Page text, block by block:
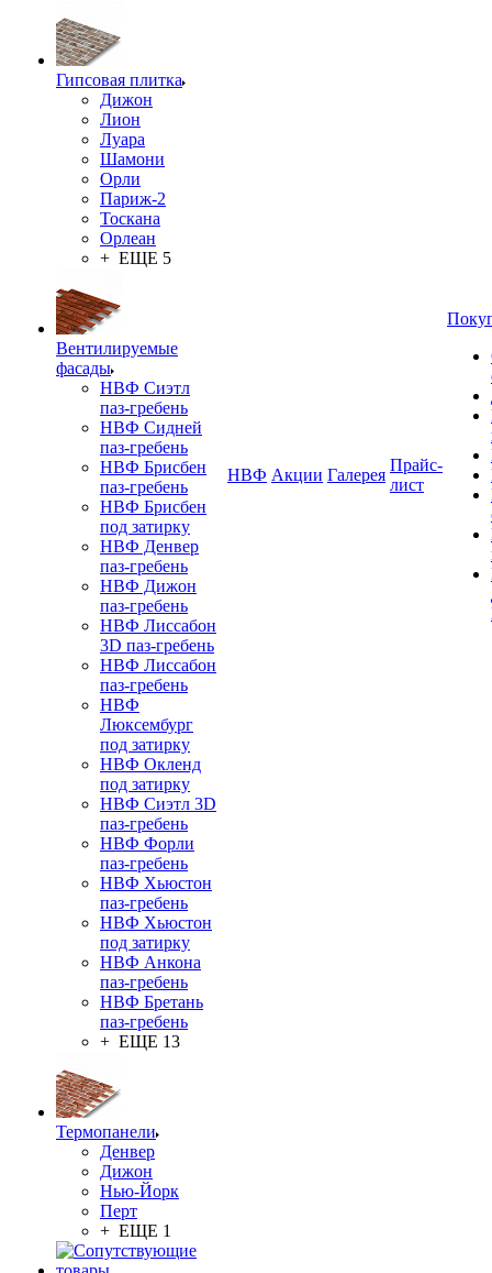
Гипсовая плитка
Дижон
Лион
Луара
Шамони
Орли
Париж-2
Тоскана
Орлеан
+ ЕЩЕ 5
Вентилируемые
фасады
НВФ Сиэтл
паз-гребень
НВФ Сидней
паз-гребень
НВФ Брисбен
паз-гребень
НВФ Брисбен
под затирку
НВФ Денвер
паз-гребень
НВФ Дижон
паз-гребень
НВФ Лиссабон
3D паз-гребень
НВФ Лиссабон
паз-гребень
НВФ
Люксембург
под затирку
НВФ Окленд
под затирку
НВФ Сиэтл 3D
паз-гребень
НВФ Форли
паз-гребень
НВФ Хьюстон
паз-гребень
НВФ Хьюстон
под затирку
НВФ Анкона
паз-гребень
НВФ Бретань
паз-гребень
+ ЕЩЕ 13
Термопанели
Денвер
Дижон
Нью-Йорк
Перт
+ ЕЩЕ 1
НВФ Акции Галерея
Прайс-
лист